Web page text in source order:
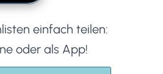
einfach teilen:
oder als App!